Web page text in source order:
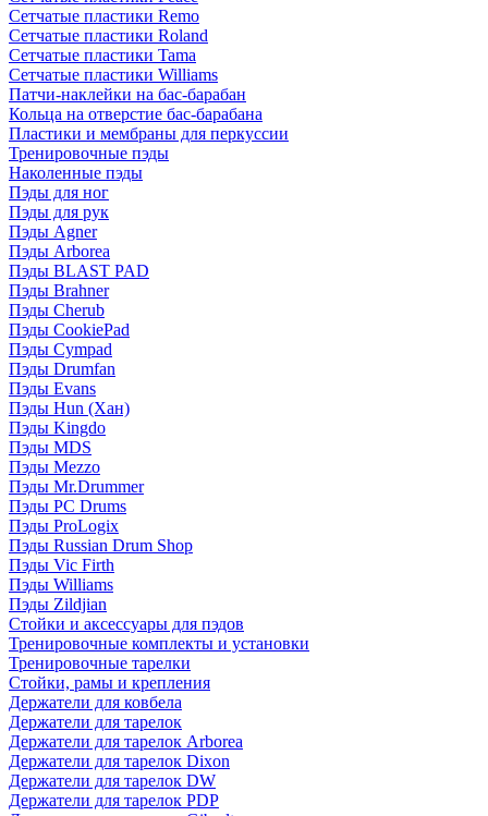
Сетчатые пластики Remo
Сетчатые пластики Roland
Сетчатые пластики Tama
Сетчатые пластики Williams
Патчи-наклейки на бас-барабан
Кольца на отверстие бас-барабана
Пластики и мембраны для перкуссии
Тренировочные пэды
Наколенные пэды
Пэды для ног
Пэды для рук
Пэды Agner
Пэды Arborea
Пэды BLAST PAD
Пэды Brahner
Пэды Cherub
Пэды CookiePad
Пэды Cympad
Пэды Drumfan
Пэды Evans
Пэды Hun (Хан)
Пэды Kingdo
Пэды MDS
Пэды Mezzo
Пэды Mr.Drummer
Пэды PC Drums
Пэды ProLogix
Пэды Russian Drum Shop
Пэды Vic Firth
Пэды Williams
Пэды Zildjian
Стойки и аксессуары для пэдов
Тренировочные комплекты и установки
Тренировочные тарелки
Стойки, рамы и крепления
Держатели для ковбела
Держатели для тарелок
Держатели для тарелок Arborea
Держатели для тарелок Dixon
Держатели для тарелок DW
Держатели для тарелок PDP